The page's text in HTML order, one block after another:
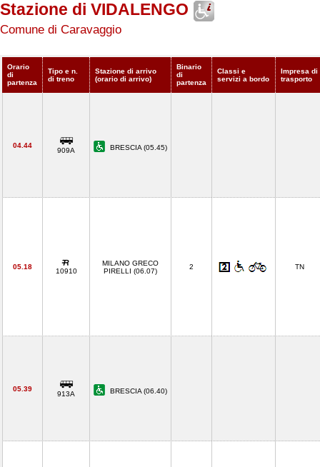
Stazione di VIDALENGO
Comune di Caravaggio
Orario
di
partenza
Tipo e n.
di treno
Stazione di arrivo
(orario di arrivo)
Binario
di
partenza
Classi e
servizi a bordo
Impresa di
trasporto
04.44
909A BRESCIA (05.45)
05.18
10910
MILANO GRECO
PIRELLI (06.07)
2 TN
05.39
913A BRESCIA (06.40)